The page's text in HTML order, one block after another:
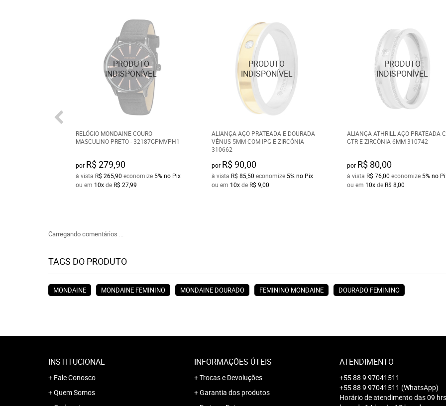
RELÓGIO MONDAINE COURO
MASCULINO PRETO - 32187GPMVPH1
por R$ 279,90
à vista R$ 265,90 economize 5%no Pix
ou em 10xde R$ 27,99
ALIANÇA AÇO PRATEADA E DOURADA
VÊNUS 5MM COM IPG E ZIRCÔNIA
310662
por R$ 90,00
à vista R$ 85,50 economize 5% no Pix
ou em 10xde R$ 9,00
ALIANÇA ATHRILL AÇO PRATEADA
GTR E ZIRCÔNIA 6MM 310742
por R$ 80,00
à vista R$ 76,00 economize 5%no
ou em 10xde R$ 8,00
Carregando comentários ...
TAGS DO PRODUTO
MONDAINE MONDAINE FEMININO MONDAINE DOURADO FEMININO MONDAINE DOURADO FEMININO
INSTITUCIONAL
Fale Conosco
Quem Somos
INFORMAÇÕES ÚTEIS
Trocas e Devoluções
Garantia dos produtos
ATENDIMENTO
+55 88 9 97041511
+55 88 9 97041511 (WhatsApp)
Horário de atendimento das 09